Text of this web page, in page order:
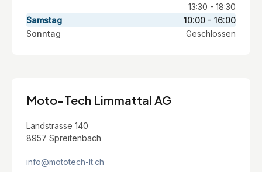
13:30 - 18:30
Samstag
10:00 - 16:00
Sonntag
Geschlossen
Moto-Tech Limmattal AG
Landstrasse 140
8957 Spreitenbach
info@mototech-lt.ch